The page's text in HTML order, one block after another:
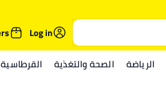
Log in
الرياضة الصحة والتغذية القرطاسية